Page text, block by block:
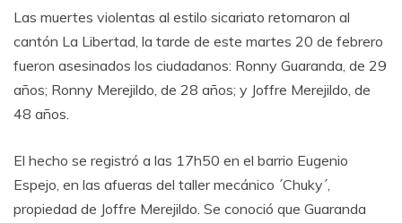
Las muertes violentas al estilo sicariato retornaron al
cantón La Libertad, la tarde de este martes 20 de febrero
fueron asesinados los ciudadanos: Ronny Guaranda, de 29
años; Ronny Merejildo, de 28 años; y Joffre Merejildo, de
48 años.
El hecho se registró a las 17h50 en el barrio Eugenio
Espejo, en las afueras del taller mecánico ´Chuky´,
propiedad de Joffre Merejildo. Se conoció que Guaranda